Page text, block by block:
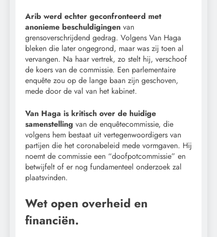
Arib werd echter geconfronteerd met
anonieme beschuldigingen van
grensoverschrijdend gedrag. Volgens Van Haga
bleken die later ongegrond, maar was zij toen al
vervangen. Na haar vertrek, zo stelt hij, verschoof
de koers van de commissie. Een parlementaire
enquête zou op de lange baan zijn geschoven,
mede door de val van het kabinet.
Van Haga is kritisch over de huidige
samenstelling van de enquêtecommissie, die
volgens hem bestaat uit vertegenwoordigers van
partijen die het coronabeleid mede vormgaven. Hij
noemt de commissie een “doofpotcommissie” en
betwijfelt of er nog fundamenteel onderzoek zal
plaatsvinden.
Wet open overheid en
financiën.